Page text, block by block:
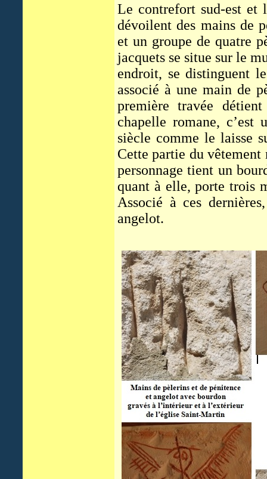
Le contrefort sud-est et
dévoilent des mains de
et un groupe de quatre
jacquets se situe sur le
endroit, se distinguent
associé à une main de
première travée
chapelle romane,
siècle comme le laisse
Cette partie du vêtement
personnage tient un
quant à elle, porte trois
Associé à ces
angelot.